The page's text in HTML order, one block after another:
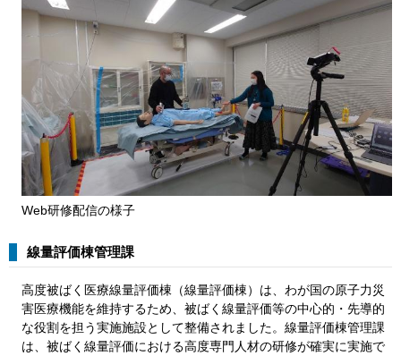
Web研修配信の様子
線量評価棟管理課
高度被ばく医療線量評価棟（線量評価棟）は、わが国の原子力災
害医療機能を維持するため、被ばく線量評価等の中心的・先導的
な役割を担う実施施設として整備されました。線量評価棟管理課
は、被ばく線量評価における高度専門人材の研修が確実に実施で